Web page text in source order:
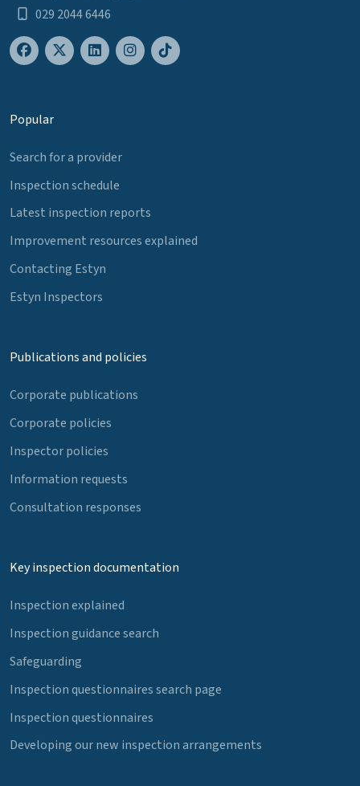
029 2044 6446
Popular
Search for a provider
Inspection schedule
Latest inspection reports
Improvement resources explained
Contacting Estyn
Estyn Inspectors
Publications and policies
Corporate publications
Corporate policies
Inspector policies
Information requests
Consultation responses
Key inspection documentation
Inspection explained
Inspection guidance search
Safeguarding
Inspection questionnaires search page
Inspection questionnaires
Developing our new inspection arrangements